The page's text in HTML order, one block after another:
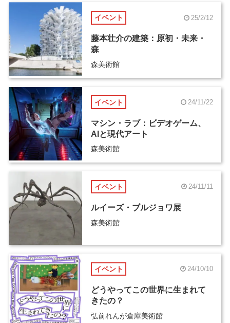
イベント 25/2/12
藤本壮介の建築：原初・未来・
森
森美術館
イベント 24/11/22
マシン・ラブ：ビデオゲーム、
AIと現代アート
森美術館
イベント 24/11/11
ルイーズ・ブルジョワ展
森美術館
イベント 24/10/10
どうやってこの世界に生まれて
きたの？
弘前れんが倉庫美術館